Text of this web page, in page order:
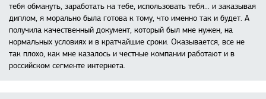
тебя обмануть, заработать на тебе, использовать тебя... и заказывая
диплом, я морально была готова к тому, что именно так и будет. А
получила качественный документ, который был мне нужен, на
нормальных условиях и в кратчайшие сроки. Оказывается, все не
так плохо, как мне казалось и честные компании работают и в
российском сегменте интернета.